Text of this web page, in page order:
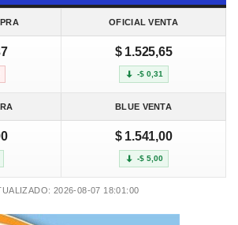
OFICIAL VENTA
$ 1.525,65
-$ 0,31
BLUE VENTA
$ 1.541,00
-$ 5,00
2026-08-07 18:01:00